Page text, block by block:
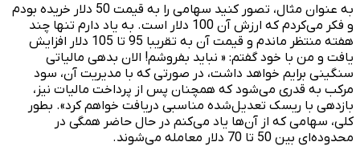
به عنوان مثال، تصور کنید سهامی را به قیمت 50 دلار خریده بودم
و فکر می‌کردم که ارزش آن 100 دلار است. به یاد دارم تنها چند
هفته منتظر ماندم و قیمت آن به تقریبا 95 تا 105 دلار افزایش
یافت و من با خود گفتم: « نباید بفروشم! الان بدهی مالیاتی‌
سنگینی برایم خواهد داشت، در صورتی که با مدیریت آن، سود
مرکب به قدری می‌شود که همچنان پس از پرداخت مالیات نیز،
بازدهی با ریسک تعدیل‌شده مناسبی دریافت خواهم کرد». بطور
کلی، سهامی که از آن‌ها یاد می‌کنم در حال حاضر همگی در
محدوده‌ای بین 50 تا 70 دلار معامله می‌شوند.